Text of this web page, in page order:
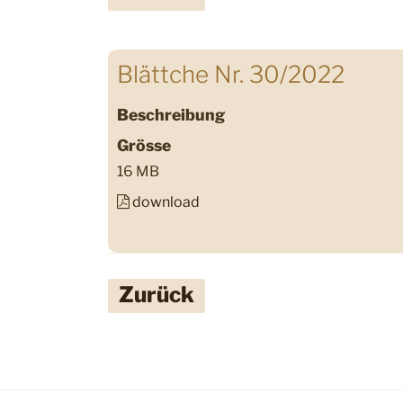
Blättche Nr. 30/2022
Beschreibung
Grösse
16 MB
download
Zurück